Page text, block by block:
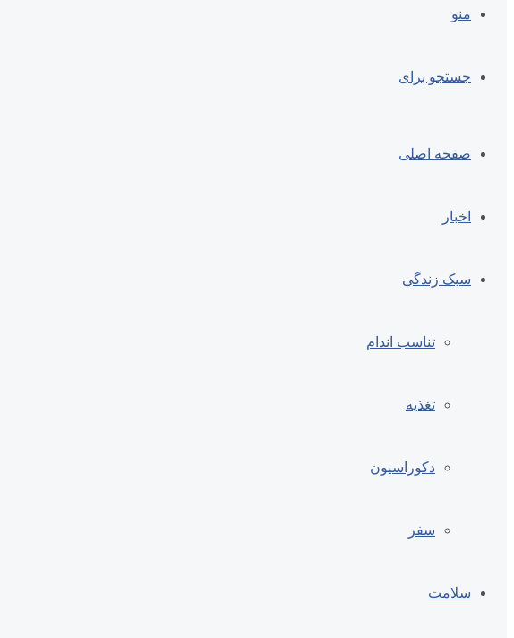
منو
جستجو برای
صفحه اصلی
اخبار
سبک زندگی
تناسب اندام
تغذیه
دکوراسیون
سفر
سلامت